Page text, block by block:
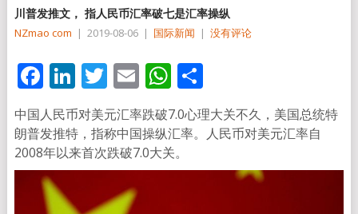
川普发推文， 指人民币汇率破七是汇率操纵
NZmao com | 2019-08-06 | 国际新闻 | 没有评论
Facebook
LinkedIn
Twitter
EmailWhatsApp
分
享
中国人民币对美元汇率跌破7.0心理大关不久，美国总统特
朗普发推特，指称中国操纵汇率。人民币对美元汇率自
2008年以来首次跌破7.0大关。